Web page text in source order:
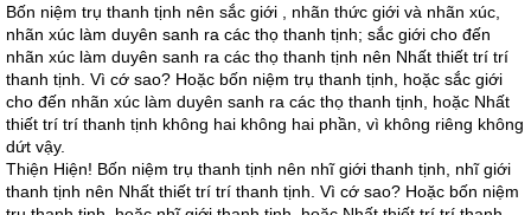
Bốn niệm trụ thanh tịnh nên sắc giới , nhãn thức giới và nhãn xúc,
nhãn xúc làm duyên sanh ra các thọ thanh tịnh; sắc giới cho đến
nhãn xúc làm duyên sanh ra các thọ thanh tịnh nên Nhất thiết trí trí
thanh tịnh. Vì cớ sao? Hoặc bốn niệm trụ thanh tịnh, hoặc sắc giới
cho đến nhãn xúc làm duyên sanh ra các thọ thanh tịnh, hoặc Nhất
thiết trí trí thanh tịnh không hai không hai phần, vì không riêng không
dứt vậy.
Thiện Hiện! Bốn niệm trụ thanh tịnh nên nhĩ giới thanh tịnh, nhĩ giới
thanh tịnh nên Nhất thiết trí trí thanh tịnh. Vì cớ sao? Hoặc bốn niệm